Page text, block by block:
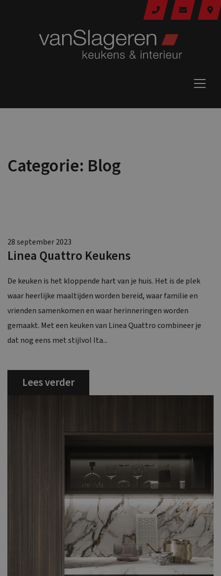
Categorie: Blog
28 september 2023
Linea Quattro Keukens
De keuken is het kloppende hart van je huis. Het is de plek
waar heerlijke maaltijden worden bereid, waar familie en
vrienden samenkomen en waar herinneringen worden
gemaakt. Met een keuken van Linea Quattro combineer je
dat nog eens met stijlvol Ita...
Lees verder